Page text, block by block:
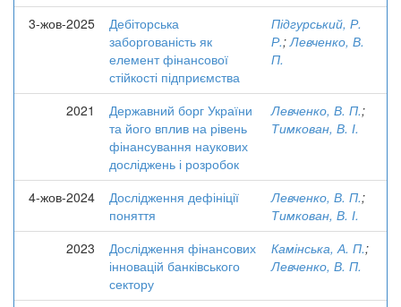
3-жов-2025
Дебіторська
заборгованість як
елемент фінансової
стійкості підприємства
Підгурський, Р.
Р.;Левченко, В.
П.
2021
Державний борг України
та його вплив на рівень
фінансування наукових
досліджень і розробок
Левченко, В. П.;
Тимкован, В. І.
4-жов-2024
Дослідження дефініції
поняття
Левченко, В. П.;
Тимкован, В. І.
2023
Дослідження фінансових
інновацій банківського
сектору
Камінська, А. П.;
Левченко, В. П.